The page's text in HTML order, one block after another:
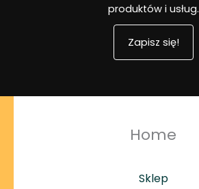
produktów i usług.
Zapisz się!
Home
Sklep